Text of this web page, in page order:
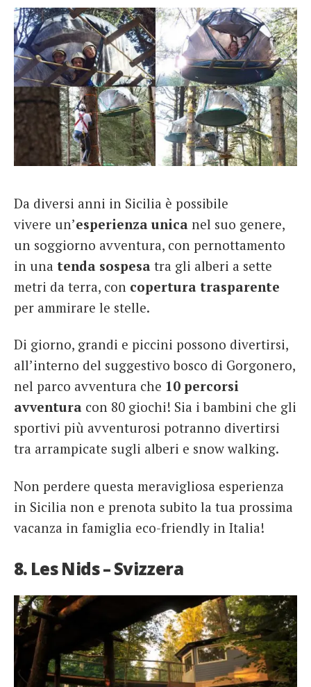
Da diversi anni in Sicilia è possibile
vivere un’esperienza unica nel suo genere,
un soggiorno avventura, con pernottamento
in una tenda sospesa tra gli alberi a sette
metri da terra, con copertura trasparente
per ammirare le stelle.
Di giorno, grandi e piccini possono divertirsi,
all’interno del suggestivo bosco di Gorgonero,
nel parco avventura che 10 percorsi
avventura con 80 giochi! Sia i bambini che gli
sportivi più avventurosi potranno divertirsi
tra arrampicate sugli alberi e snow walking.
Non perdere questa meravigliosa esperienza
in Sicilia non e prenota subito la tua prossima
vacanza in famiglia eco-friendly in Italia!
8. Les Nids – Svizzera